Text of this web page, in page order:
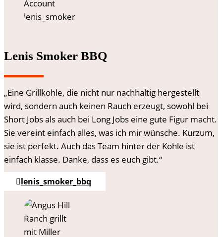
Lenis Smoker BBQ
„Eine Grillkohle, die nicht nur nachhaltig hergestellt
wird, sondern auch keinen Rauch erzeugt, sowohl bei
Short Jobs als auch bei Long Jobs eine gute Figur macht.
Sie vereint einfach alles, was ich mir wünsche. Kurzum,
sie ist perfekt. Auch das Team hinter der Kohle ist
einfach klasse. Danke, dass es euch gibt.“
lenis_smoker_bbq